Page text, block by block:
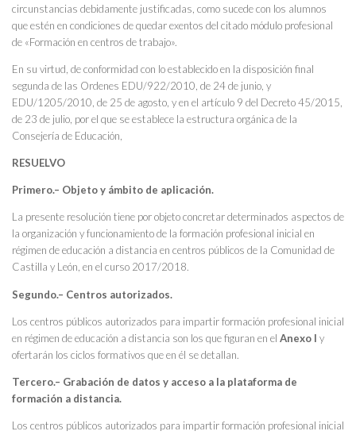
circunstancias debidamente justificadas, como sucede con los alumnos
que estén en condiciones de quedar exentos del citado módulo profesional
de «Formación en centros de trabajo».
En su virtud, de conformidad con lo establecido en la disposición final
segunda de las Ordenes EDU/922/2010, de 24 de junio, y
EDU/1205/2010, de 25 de agosto, y en el artículo 9 del Decreto 45/2015,
de 23 de julio, por el que se establece la estructura orgánica de la
Consejería de Educación,
RESUELVO
Primero.– Objeto y ámbito de aplicación.
La presente resolución tiene por objeto concretar determinados aspectos de
la organización y funcionamiento de la formación profesional inicial en
régimen de educación a distancia en centros públicos de la Comunidad de
Castilla y León, en el curso 2017/2018.
Segundo.– Centros autorizados.
Los centros públicos autorizados para impartir formación profesional inicial
en régimen de educación a distancia son los que figuran en el Anexo I y
ofertarán los ciclos formativos que en él se detallan.
Tercero.– Grabación de datos y acceso a la plataforma de
formación a distancia.
Los centros públicos autorizados para impartir formación profesional inicial